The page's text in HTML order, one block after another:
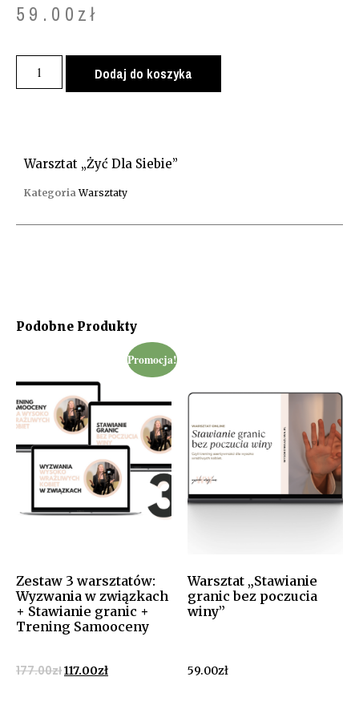
59.00 zł
Dodaj do koszyka
Podobne Produkty
Promocja!
Zestaw 3 warsztatów:
Wyzwania w związkach
+ Stawianie granic +
Trening Samooceny
177.00zł117.00zł
Warsztat „Stawianie
granic bez poczucia
winy”
59.00zł
Warsztat „Żyć Dla Siebie”
Kategoria Warsztaty